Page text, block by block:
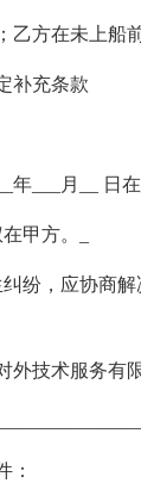
乙方在未上船
补充条款
年___月__ 日
甲方。_
纷，应协商
技术服务有
：